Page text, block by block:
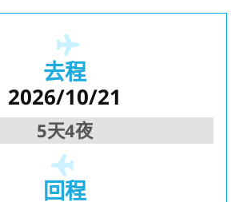
去程
2026/10/21
5天4夜
回程